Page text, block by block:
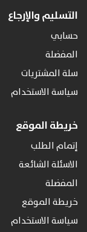
التسليم والإرجاع
حسابي
المفضلة
سلة المشتريات
سياسة الاستخدام
خريطة الموقع
إتمام الطلب
الاسئلة الشائعة
المفضلة
خريطة الموقع
سياسة الاستخدام